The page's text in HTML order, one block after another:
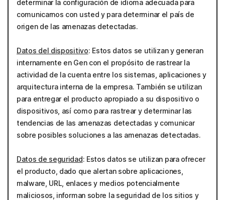
determinar la configuración de idioma adecuada para
comunicarnos con usted y para determinar el país de
origen de las amenazas detectadas.
Datos del dispositivo: Estos datos se utilizan y generan
internamente en Gen con el propósito de rastrear la
actividad de la cuenta entre los sistemas, aplicaciones y
arquitectura interna de la empresa. También se utilizan
para entregar el producto apropiado a su dispositivo o
dispositivos, así como para rastrear y determinar las
tendencias de las amenazas detectadas y comunicar
sobre posibles soluciones a las amenazas detectadas.
Datos de seguridad: Estos datos se utilizan para ofrecer
el producto, dado que alertan sobre aplicaciones,
malware, URL, enlaces y medios potencialmente
maliciosos, informan sobre la seguridad de los sitios y